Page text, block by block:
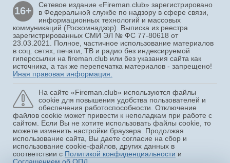
16+
Сетевое издание «Fireman.club» зарегистрировано
в Федеральной службе по надзору в сфере связи,
информационных технологий и массовых
коммуникаций (Роскомнадзор). Выписка из реестра
зарегистрированных СМИ ЭЛ № ФС 77-80618 от
23.03.2021. Полное, частичное использование материалов
в соц. сетях, печати, ТВ и радио без индексируемой
гиперссылки на fireman.club или без указания сайта как
источника, а так же перепечатка материалов - запрещено!
Иная правовая информация.
На сайте «Fireman.club» используются файлы
cookie для повышения удобства пользователей и
обеспечения работоспособности. Отключение
файлов cookie может привести к неполадкам при работе с
сайтом. Если Вы не хотите использовать файлы cookie, то
можете изменить настройки браузера. Продолжая
использование сайта, Вы даете согласие на сбор и
использование cookie-файлов, других данных в
соответствии с Политикой конфиденциальности и